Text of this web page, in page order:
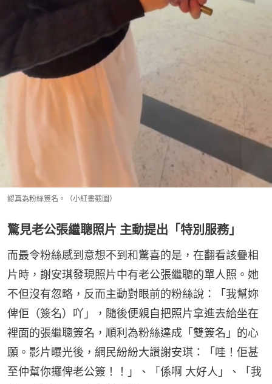
認真為粉絲簽名。（小紅書截圖）
驚見老公張繼聰照片 主動提出「特別服務」
而最令粉絲感到意想不到和驚喜的是，在翻看該疊相
片時，謝安琪發現照片中有老公張繼聰的單人照。她
不但沒有忽略，反而主動對眼前的粉絲說：「我幫妳
俾佢（簽名）吖」，隨後便親自把照片拿進去給坐在
裡面的張繼聰簽名，順利為粉絲達成「雙簽名」的心
願。影片曝光後，網民紛紛大讚謝安琪：「哇！佢甚
至仲幫你攞俾老公簽！！」、「係啊 大好人」、「我